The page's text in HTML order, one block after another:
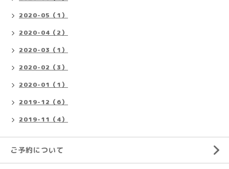
2020-05（1）
2020-04（2）
2020-03（1）
2020-02（3）
2020-01（1）
2019-12（6）
2019-11（4）
ご予約について